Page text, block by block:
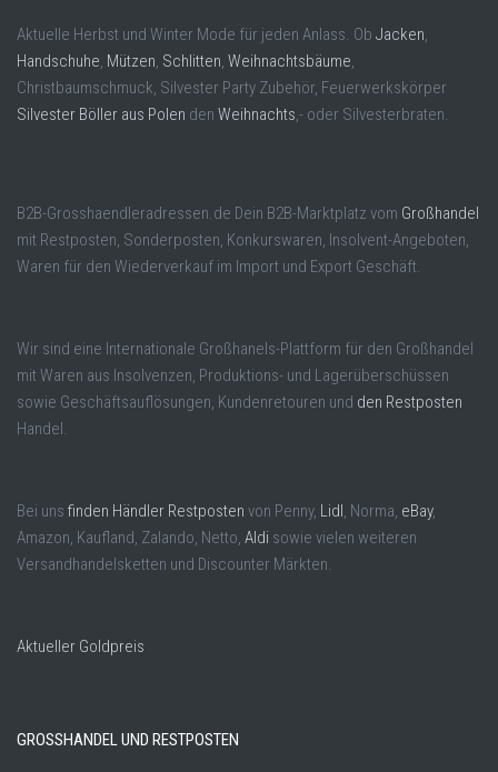
Aktuelle Herbst und Winter Mode für jeden Anlass. Ob Jacken,
Handschuhe, Mützen, Schlitten, Weihnachtsbäume,
Christbaumschmuck, Silvester Party Zubehör, Feuerwerkskörper
Silvester Böller aus Polen den Weihnachts,- oder Silvesterbraten.
B2B-Grosshaendleradressen.de Dein B2B-Marktplatz vom Großhandel
mit Restposten, Sonderposten, Konkurswaren, Insolvent-Angeboten,
Waren für den Wiederverkauf im Import und Export Geschäft.
Wir sind eine Internationale Großhanels-Plattform für den Großhandel
mit Waren aus Insolvenzen, Produktions- und Lagerüberschüssen
sowie Geschäftsauflösungen, Kundenretouren und den Restposten
Handel.
Bei uns finden Händler Restposten von Penny, Lidl, Norma, eBay,
Amazon, Kaufland, Zalando, Netto, Aldi sowie vielen weiteren
Versandhandelsketten und Discounter Märkten.
Aktueller Goldpreis
GROSSHANDEL UND RESTPOSTEN